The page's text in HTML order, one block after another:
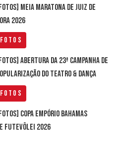
Meia Maratona de Juiz de
2026
Fotos
Abertura da 23ª Campanha de
do Teatro & Dança
Fotos
Copa Empório Bahamas
Futevôlei 2026